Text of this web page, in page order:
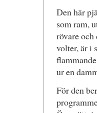
Den här
som ram,
rövare och
volter, är i
ur en
För den